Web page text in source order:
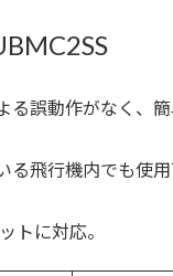
誤動作がなく、
飛行機内でも使
トに対応。